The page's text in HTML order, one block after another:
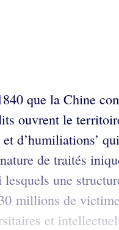
que la Chine
ouvrent le
d’humiliations’
de traités
une
millions de
et